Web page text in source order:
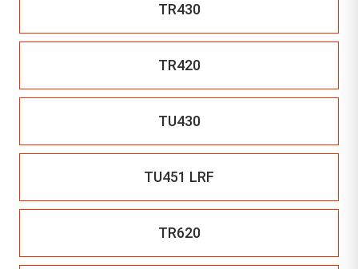
TR430
TR420
TU430
TU451 LRF
TR620